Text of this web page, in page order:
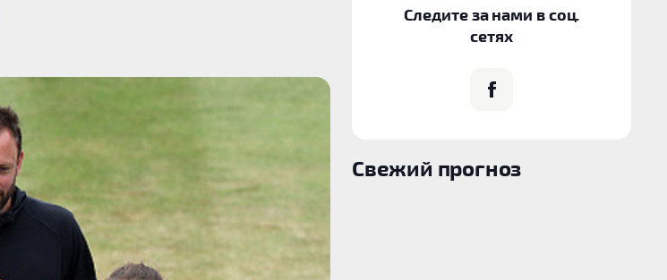
Следите за нами в соц.
сетях
Свежий прогноз